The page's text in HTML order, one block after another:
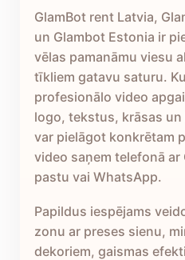
GlamBot rent Latvia,
un Glambot Estonia ir
vēlas pamanāmu viesu
tīkliem gatavu saturu.
profesionālo video
logo, tekstus, krāsas
var pielāgot konkrētam
video saņem telefonā ar
pastu vai WhatsApp.
Papildus iespējams
zonu ar preses sienu,
dekoriem, gaismas